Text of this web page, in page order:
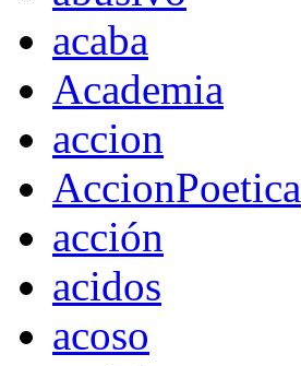
acaba
Academia
accion
AccionPoetica
acción
acidos
acoso